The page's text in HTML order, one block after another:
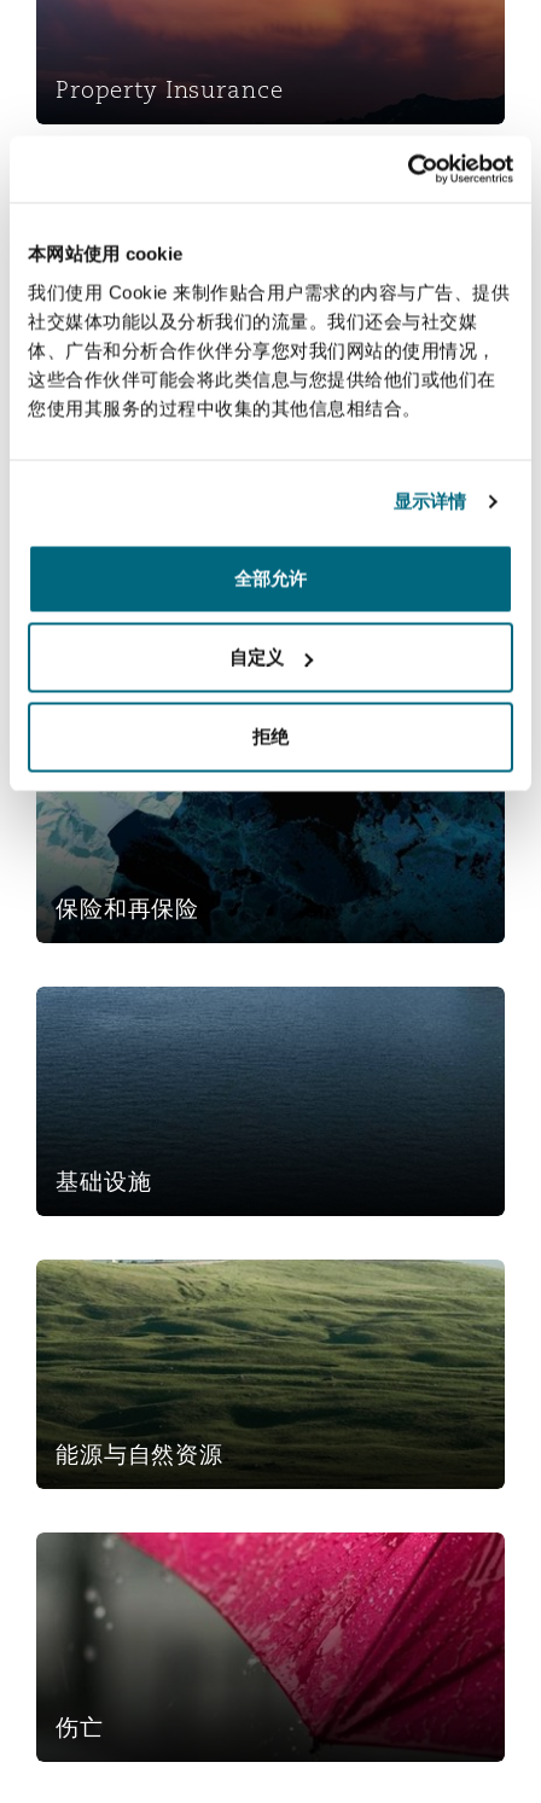
本网站使用 cookie
我们使用 Cookie 来制作贴合用户需求的内容与广告、提供
社交媒体功能以及分析我们的流量。我们还会与社交媒
体、广告和分析合作伙伴分享您对我们网站的使用情况，
这些合作伙伴可能会将此类信息与您提供给他们或他们在
您使用其服务的过程中收集的其他信息相结合。
显示详情
全部允许
自定义
拒绝
Property Insurance
Reinsurance
Specialty
保险和再保险
基础设施
基础设施
能源与自然资源
能源与自然资源
伤亡
伤亡